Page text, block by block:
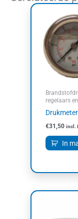
regelaars
€31,50 incl.
In